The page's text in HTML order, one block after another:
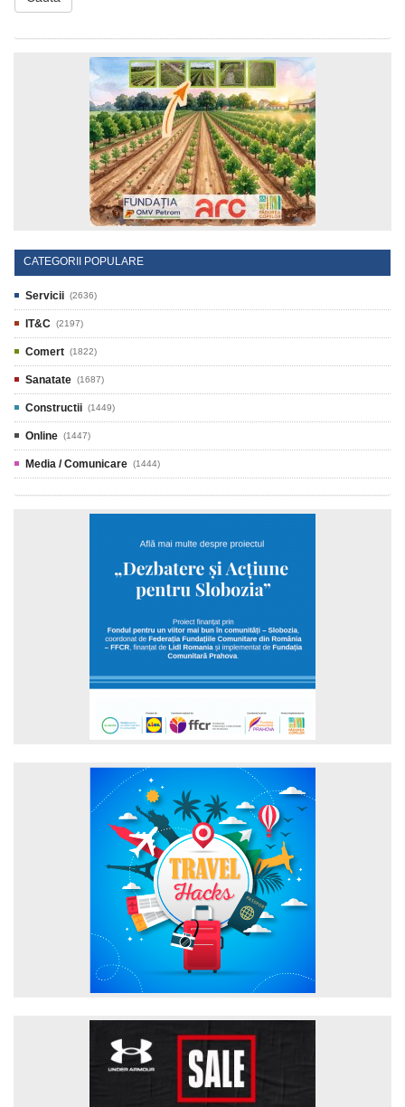
CATEGORII POPULARE
Servicii (2636)
IT&C (2197)
Comert (1822)
Sanatate (1687)
Constructii (1449)
Online (1447)
Media / Comunicare (1444)